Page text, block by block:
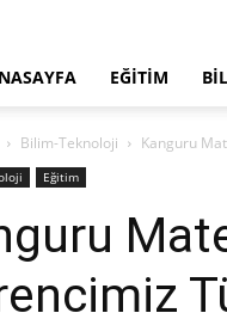
EĞITIM
Bilim-Teknoloji Kanguru
Eğitim